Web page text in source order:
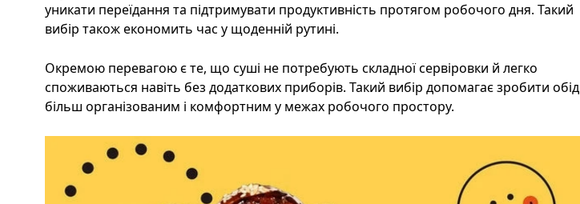
уникати переїдання та підтримувати продуктивність протягом робочого дня. Такий
вибір також економить час у щоденній рутині.
Окремою перевагою є те, що суші не потребують складної сервіровки й легко
споживаються навіть без додаткових приборів. Такий вибір допомагає зробити обід
більш організованим і комфортним у межах робочого простору.